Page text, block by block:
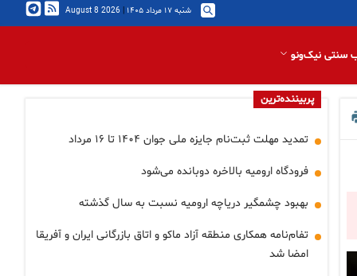
شنبه ۱۷ مرداد ۱۴۰۵ |
2026 August 8
سنتی نیک‌ونو
پربیننده‌ترین
تمدید مهلت ثبت‌نام جایزه ملی جوان ۱۴۰۴ تا ۱۶ مرداد
فرودگاه ارومیه بالاخره دوبانده می‌شود
بهبود چشمگیر دریاچه ارومیه نسبت به سال گذشته
تفام‌نامه همکاری منطقه آزاد ماکو و اتاق بازرگانی ایران و آفریقا
امضا شد